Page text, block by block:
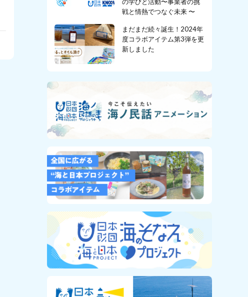
戦と情熱でつなぐ未来 〜
まだまだ続々誕生！2024年
度コラボアイテム第3弾を更
新しました